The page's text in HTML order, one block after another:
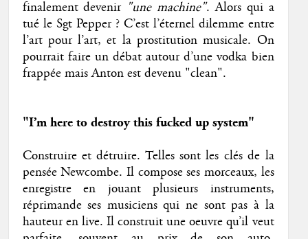
finalement devenir "une machine". Alors qui a
tué le Sgt Pepper ? C’est l’éternel dilemme entre
l’art pour l’art, et la prostitution musicale. On
pourrait faire un débat autour d’une vodka bien
frappée mais Anton est devenu "clean".
"I’m here to destroy this fucked up system"
Construire et détruire. Telles sont les clés de la
pensée Newcombe. Il compose ses morceaux, les
enregistre en jouant plusieurs instruments,
réprimande ses musiciens qui ne sont pas à la
hauteur en live. Il construit une oeuvre qu’il veut